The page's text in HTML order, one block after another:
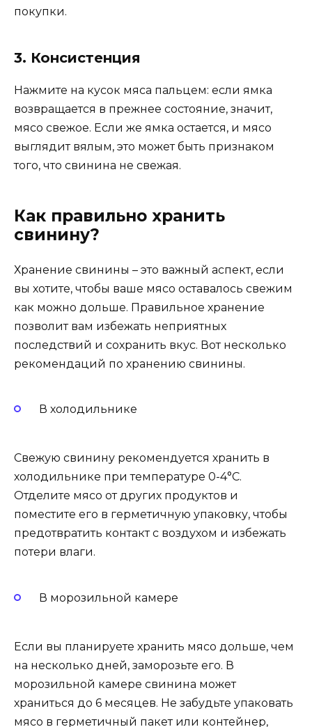
покупки.
3. Консистенция
Нажмите на кусок мяса пальцем: если ямка
возвращается в прежнее состояние, значит,
мясо свежое. Если же ямка остается, и мясо
выглядит вялым, это может быть признаком
того, что свинина не свежая.
Как правильно хранить
свинину?
Хранение свинины – это важный аспект, если
вы хотите, чтобы ваше мясо оставалось свежим
как можно дольше. Правильное хранение
позволит вам избежать неприятных
последствий и сохранить вкус. Вот несколько
рекомендаций по хранению свинины.
В холодильнике
Свежую свинину рекомендуется хранить в
холодильнике при температуре 0-4°C.
Отделите мясо от других продуктов и
поместите его в герметичную упаковку, чтобы
предотвратить контакт с воздухом и избежать
потери влаги.
В морозильной камере
Если вы планируете хранить мясо дольше, чем
на несколько дней, заморозьте его. В
морозильной камере свинина может
храниться до 6 месяцев. Не забудьте упаковать
мясо в герметичный пакет или контейнер,